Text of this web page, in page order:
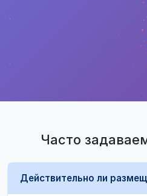
Часто
Действительно ли